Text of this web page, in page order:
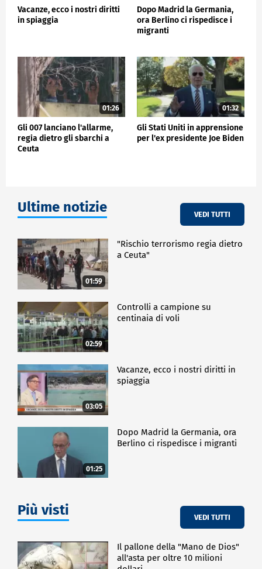
Vacanze, ecco i nostri diritti
in spiaggia
Dopo Madrid la Germania,
ora Berlino ci rispedisce i
migranti
01:26
Gli 007 lanciano l'allarme,
regia dietro gli sbarchi a
Ceuta
01:32
Gli Stati Uniti in apprensione
per l'ex presidente Joe Biden
Ultime notizie VEDI TUTTI
01:59
"Rischio terrorismo regia dietro
a Ceuta"
02:59
Controlli a campione su
centinaia di voli
03:05
Vacanze, ecco i nostri diritti in
spiaggia
01:25
Dopo Madrid la Germania, ora
Berlino ci rispedisce i migranti
Più visti VEDI TUTTI
Il pallone della "Mano de Dios"
all'asta per oltre 10 milioni